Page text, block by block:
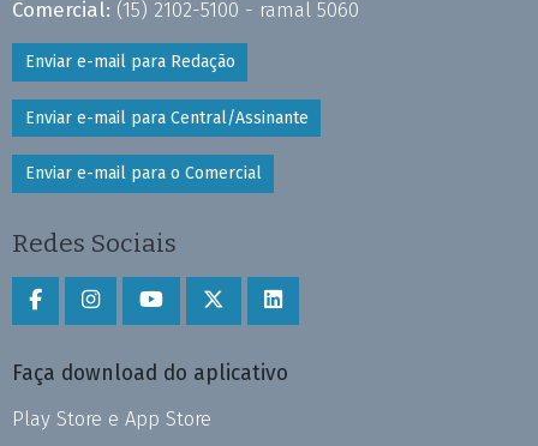
Comercial: (15) 2102-5100 - ramal 5060
Enviar e-mail para Redação
Enviar e-mail para Central/Assinante
Enviar e-mail para o Comercial
Redes Sociais
Faça download do aplicativo
Play Store e App Store